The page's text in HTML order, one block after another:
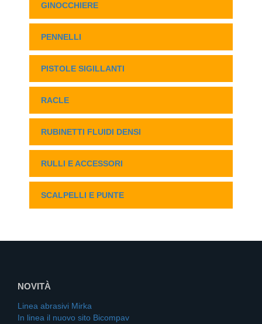
GINOCCHIERE
PENNELLI
PISTOLE SIGILLANTI
RACLE
RUBINETTI FLUIDI DENSI
RULLI E ACCESSORI
SCALPELLI E PUNTE
NOVITÀ
Linea abrasivi Mirka
In linea il nuovo sito Bicompav